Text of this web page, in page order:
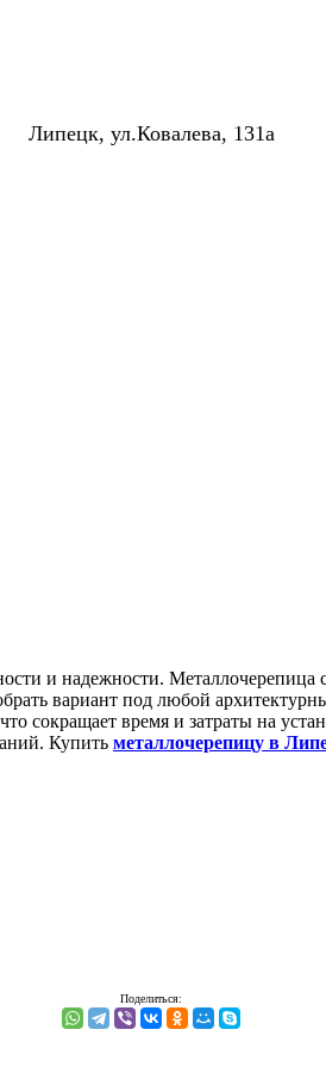
Липецк, ул.Ковалева, 131а
и надежности.
вариант под любой
сокращает время и затраты на
Купить металлочерепицу в